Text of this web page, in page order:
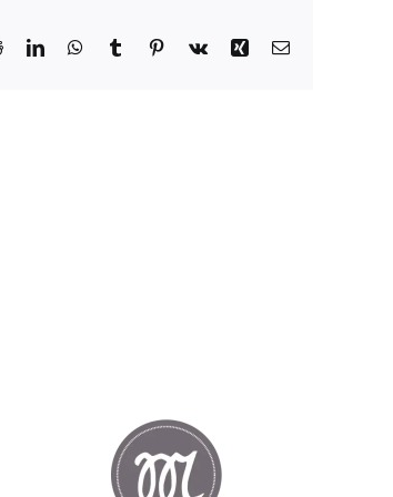
Reddit LinkedInWhatsApp
TumblrPinterest
Vk Xing